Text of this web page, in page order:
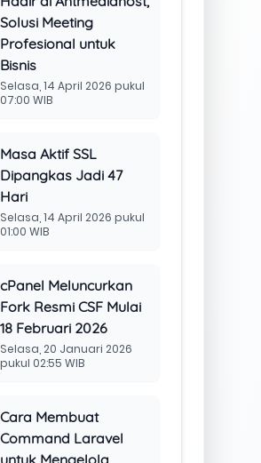
Command Laravel
untuk Mengelola
Cache Otomatis
Senin, 27 Oktober 2025
pukul 14:00 WIB